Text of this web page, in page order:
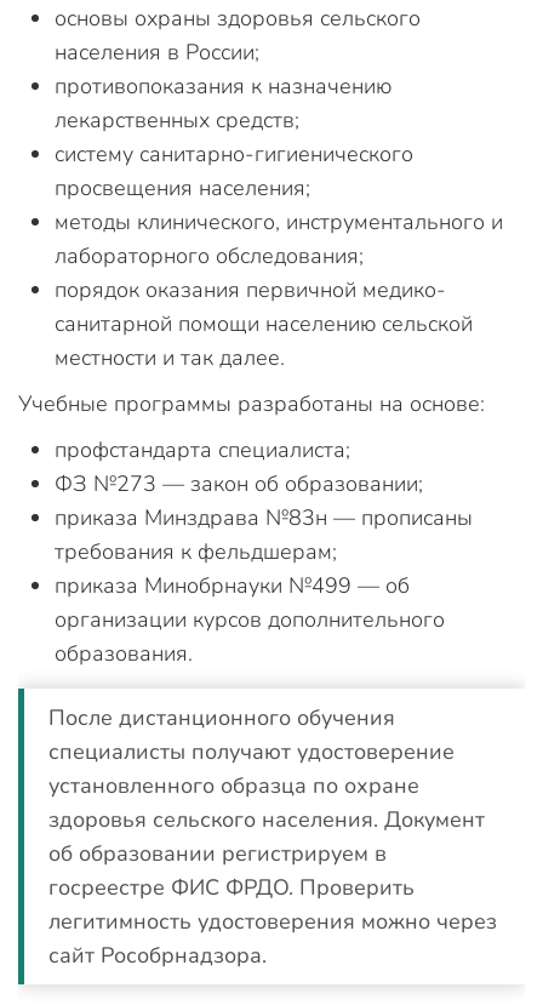
основы охраны здоровья сельского
населения в России;
противопоказания к назначению
лекарственных средств;
систему санитарно-гигиенического
просвещения населения;
методы клинического, инструментального и
лабораторного обследования;
порядок оказания первичной медико-
санитарной помощи населению сельской
местности и так далее.
Учебные программы разработаны на основе:
профстандарта специалиста;
ФЗ №273 — закон об образовании;
приказа Минздрава №83н — прописаны
требования к фельдшерам;
приказа Минобрнауки №499 — об
организации курсов дополнительного
образования.
После дистанционного обучения
специалисты получают удостоверение
установленного образца по охране
здоровья сельского населения. Документ
об образовании регистрируем в
госреестре ФИС ФРДО. Проверить
легитимность удостоверения можно через
сайт Рособрнадзора.